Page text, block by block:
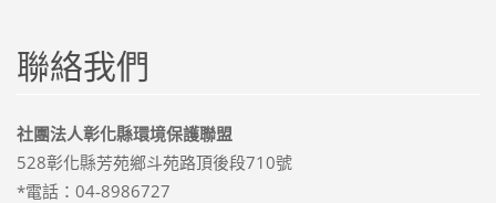
聯絡我們
社團法人彰化縣環境保護聯盟
528彰化縣芳苑鄉斗苑路頂後段710號
*電話：04-8986727